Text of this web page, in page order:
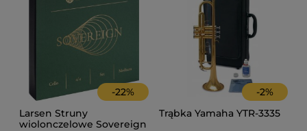
-22%
Larsen Struny
wiolonczelowe Sovereign
-2%
Trąbka Yamaha YTR-3335